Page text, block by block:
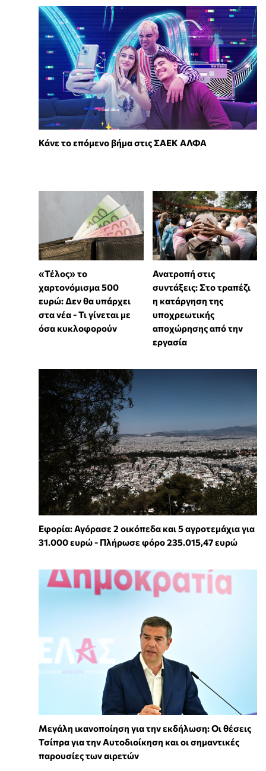
Κάνε το επόμενο βήμα στις ΣΑΕΚ ΑΛΦΑ
«Τέλος» το
χαρτονόμισμα 500
ευρώ: Δεν θα υπάρχει
στα νέα - Τι γίνεται με
όσα κυκλοφορούν
Ανατροπή στις
συντάξεις: Στο τραπέζι
η κατάργηση της
υποχρεωτικής
αποχώρησης από την
εργασία
Εφορία: Αγόρασε 2 οικόπεδα και 5 αγροτεμάχια για
31.000 ευρώ - Πλήρωσε φόρο 235.015,47 ευρώ
Μεγάλη ικανοποίηση για την εκδήλωση: Οι θέσεις
Τσίπρα για την Αυτοδιοίκηση και οι σημαντικές
παρουσίες των αιρετών